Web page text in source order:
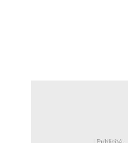
Publicité